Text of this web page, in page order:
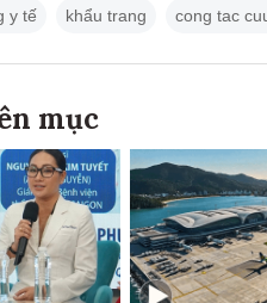
y tế khẩu trang cong tac
mục